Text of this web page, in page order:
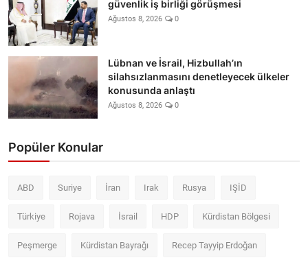
güvenlik iş birliği görüşmesi
Ağustos 8, 2026 0
Lübnan ve İsrail, Hizbullah’ın
silahsızlanmasını denetleyecek ülkeler
konusunda anlaştı
Ağustos 8, 2026 0
Popüler Konular
ABD Suriye İran Irak Rusya IŞİD
Türkiye Rojava İsrail HDP Kürdistan Bölgesi
Peşmerge Kürdistan Bayrağı Recep Tayyip Erdoğan